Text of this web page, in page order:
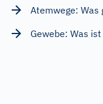
Atemwege: Was
Gewebe: Was